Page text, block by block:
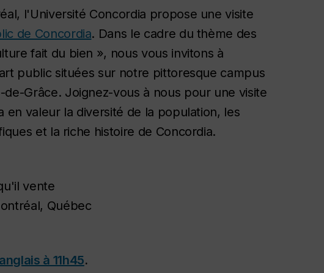
l'Université Concordia propose une visite
de Concordia. Dans le cadre du thème des
fait du bien », nous vous invitons à
public situées sur notre pittoresque campus
Grâce. Joignez-vous à nous pour une visite
valeur la diversité de la population, les
et la riche histoire de Concordia.
vente
Québec
à 11h45.